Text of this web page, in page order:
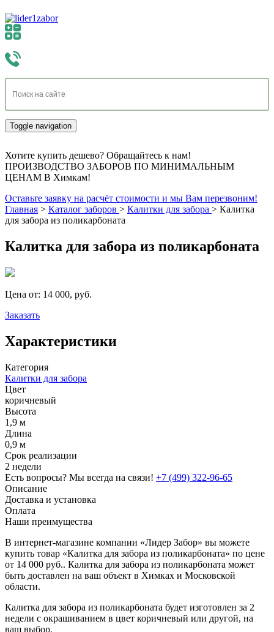
Toggle navigation
Хотите купить дешево? Обращайтесь к нам!
ПРОИЗВОДСТВО ЗАБОРОВ ПО МИНИМАЛЬНЫМ
ЦЕНАМ В Химкам!
Оставьте заявку на расчёт стоимости и мы Вам перезвоним!
Главная > Каталог заборов > Калитки для забора > Калитка
для забора из поликарбоната
Калитка для забора из поликарбоната
Цена от: 14 000, руб.
Заказать
Характеристики
Категория
Калитки для забора
Цвет
коричневый
Высота
1,9 м
Длина
0,9 м
Срок реализации
2 недели
Есть вопросы? Мы всегда на связи! +7 (499) 322-96-65
Описание
Доставка и установка
Оплата
Наши преимущества
В интернет-магазине компании «Лидер Забор» вы можете
купить товар «Калитка для забора из поликарбоната» по цене
от 14 000 руб.. Калитка для забора из поликарбоната может
быть доставлен на ваш объект в Химках и Московской
области.
Калитка для забора из поликарбоната будет изготовлен за 2
недели с окрашиванием в цвет коричневый или другой, на
ваш выбор.